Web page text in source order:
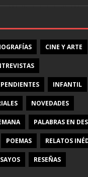
CINE Y ARTE
INFANTIL
NOVEDADES
PALABRAS EN
POEMAS RELATOS
RESEÑAS